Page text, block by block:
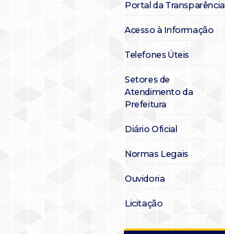
Portal da Transparência
Acesso à Informação
Telefones Úteis
Setores de
Atendimento da
Prefeitura
Diário Oficial
Normas Legais
Ouvidoria
Licitação